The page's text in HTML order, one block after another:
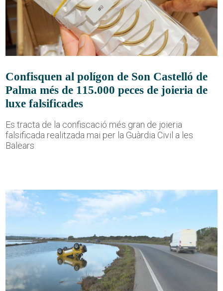
Confisquen al polígon de Son Castelló de
Palma més de 115.000 peces de joieria de
luxe falsificades
Es tracta de la confiscació més gran de joieria
falsificada realitzada mai per la Guàrdia Civil a les
Balears